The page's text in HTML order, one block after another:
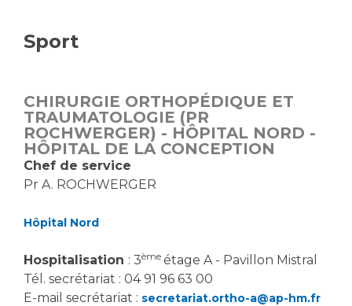
Tarifs
Vous allez être hospitalisé(e)
Vous avez un examen d'imagerie ou de radiologie
à réaliser
Vous avez une analyse à réaliser
Vous venez en consultation
Infos COVID-19
Vivre ensemble à l'hôpital
Emploi / formation
Emplois administratifs
Emplois médicaux
Espace Formation
Étudiants hospitaliers
Emplois divers
Statuts
Stages paramédicaux
Sport
CHIRURGIE ORTHOPÉDIQUE ET
TRAUMATOLOGIE (PR
ROCHWERGER) - HÔPITAL NORD -
HÔPITAL DE LA CONCEPTION
Chef de service
Pr A. ROCHWERGER
Hôpital Nord
Hospitalisation : 3ème étage A - Pavillon Mistral
Tél. secrétariat : 04 91 96 63 00
E-mail secrétariat : secretariat.ortho-a@ap-hm.fr